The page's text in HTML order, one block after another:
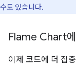
수도 있습니다.
Flame Chart에
이제 코드에 더 집